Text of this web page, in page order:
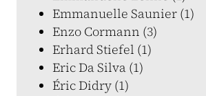
Emmanuelle Saunier (1)
Enzo Cormann (3)
Erhard Stiefel (1)
Eric Da Silva (1)
Éric Didry (1)